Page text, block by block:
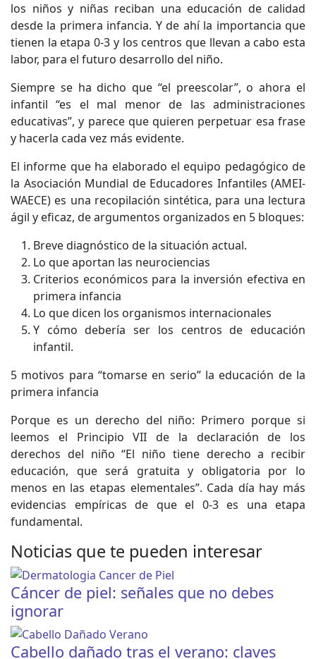
los niños y niñas reciban una educación de calidad
desde la primera infancia. Y de ahí la importancia que
tienen la etapa 0-3 y los centros que llevan a cabo esta
labor, para el futuro desarrollo del niño.
Siempre se ha dicho que “el preescolar”, o ahora el
infantil “es el mal menor de las administraciones
educativas”, y parece que quieren perpetuar esa frase
y hacerla cada vez más evidente.
El informe que ha elaborado el equipo pedagógico de
la Asociación Mundial de Educadores Infantiles (AMEI-
WAECE) es una recopilación sintética, para una lectura
ágil y eficaz, de argumentos organizados en 5 bloques:
Breve diagnóstico de la situación actual.
Lo que aportan las neurociencias
Criterios económicos para la inversión efectiva en
primera infancia
Lo que dicen los organismos internacionales
Y cómo debería ser los centros de educación
infantil.
5 motivos para “tomarse en serio” la educación de la
primera infancia
Porque es un derecho del niño: Primero porque si
leemos el Principio VII de la declaración de los
derechos del niño “El niño tiene derecho a recibir
educación, que será gratuita y obligatoria por lo
menos en las etapas elementales”. Cada día hay más
evidencias empíricas de que el 0-3 es una etapa
fundamental.
Noticias que te pueden interesar
Cáncer de piel: señales que no debes
ignorar
Cabello dañado tras el verano: claves